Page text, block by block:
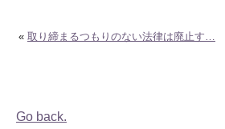
« 取り締まるつもりのない法律は廃止す…
Go back.